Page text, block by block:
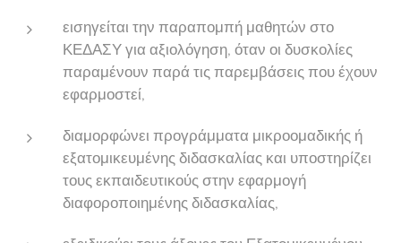
εισηγείται την παραπομπή μαθητών στο
ΚΕΔΑΣΥ για αξιολόγηση, όταν οι δυσκολίες
παραμένουν παρά τις παρεμβάσεις που έχουν
εφαρμοστεί,
διαμορφώνει προγράμματα μικροομαδικής ή
εξατομικευμένης διδασκαλίας και υποστηρίζει
τους εκπαιδευτικούς στην εφαρμογή
διαφοροποιημένης διδασκαλίας,